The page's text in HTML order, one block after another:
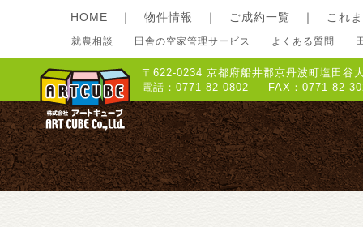
HOME ｜ 物件情報 ｜ ご成約一覧 ｜ これ
就農相談 田舎の空家管理サービス よくある質問
〒622-0234 京都府船井郡京丹波町塩田谷
電話：0771-82-0802 ｜ FAX：0771-82-